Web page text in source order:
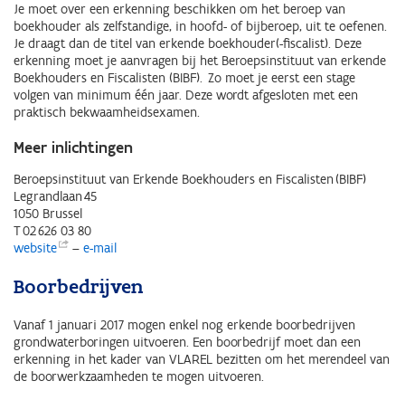
Je moet over een erkenning beschikken om het beroep van
boekhouder als zelfstandige, in hoofd- of bijberoep, uit te oefenen.
Je draagt dan de titel van erkende boekhouder(-fiscalist). Deze
erkenning moet je aanvragen bij het Beroepsinstituut van erkende
Boekhouders en Fiscalisten (BIBF). Zo moet je eerst een stage
volgen van minimum één jaar. Deze wordt afgesloten met een
praktisch bekwaamheidsexamen.
Meer inlichtingen
Beroepsinstituut van Erkende Boekhouders en Fiscalisten (BIBF)
Legrandlaan 45
1050 Brussel
T 02 626 03 80
website
– e-mail
Boorbedrijven
Vanaf 1 januari 2017 mogen enkel nog erkende boorbedrijven
grondwaterboringen uitvoeren. Een boorbedrijf moet dan een
erkenning in het kader van VLAREL bezitten om het merendeel van
de boorwerkzaamheden te mogen uitvoeren.